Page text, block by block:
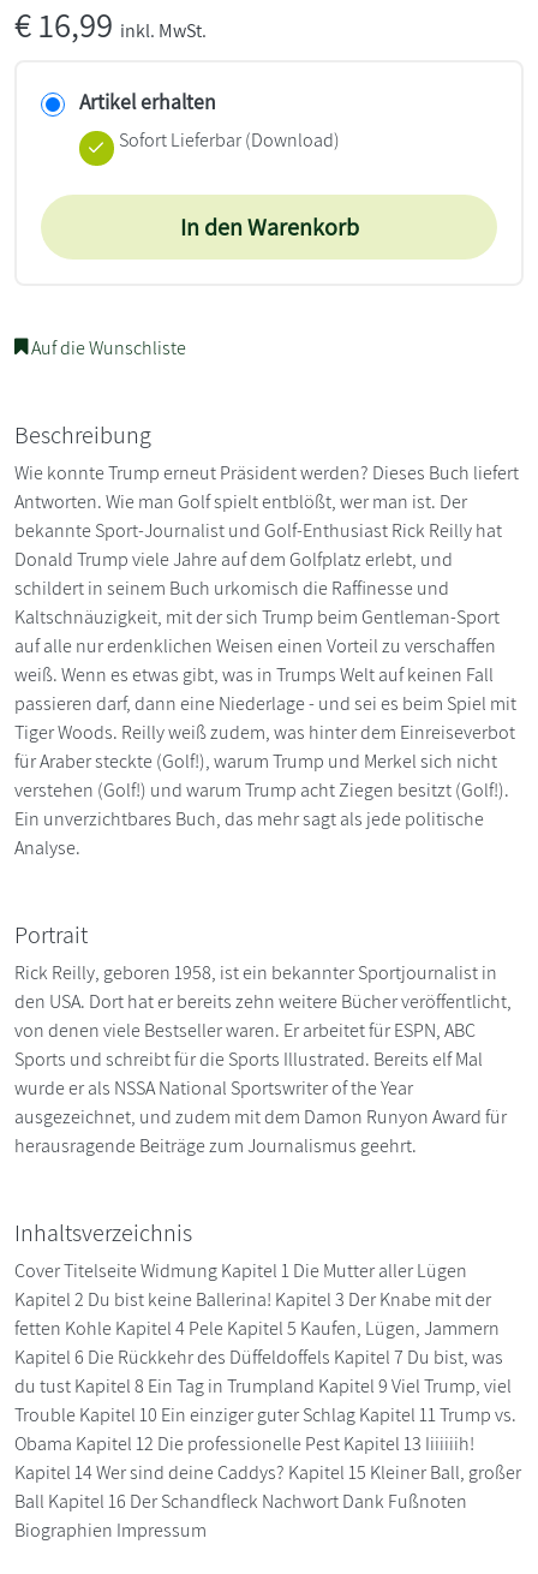
€16,99 inkl. MwSt.
Artikel erhalten
Sofort Lieferbar (Download)
In den Warenkorb
Auf die Wunschliste
Beschreibung
Wie konnte Trump erneut Präsident werden? Dieses Buch liefert
Antworten. Wie man Golf spielt entblößt, wer man ist. Der
bekannte Sport-Journalist und Golf-Enthusiast Rick Reilly hat
Donald Trump viele Jahre auf dem Golfplatz erlebt, und
schildert in seinem Buch urkomisch die Raffinesse und
Kaltschnäuzigkeit, mit der sich Trump beim Gentleman-Sport
auf alle nur erdenklichen Weisen einen Vorteil zu verschaffen
weiß. Wenn es etwas gibt, was in Trumps Welt auf keinen Fall
passieren darf, dann eine Niederlage - und sei es beim Spiel mit
Tiger Woods. Reilly weiß zudem, was hinter dem Einreiseverbot
für Araber steckte (Golf!), warum Trump und Merkel sich nicht
verstehen (Golf!) und warum Trump acht Ziegen besitzt (Golf!).
Ein unverzichtbares Buch, das mehr sagt als jede politische
Analyse.
Portrait
Rick Reilly, geboren 1958, ist ein bekannter Sportjournalist in
den USA. Dort hat er bereits zehn weitere Bücher veröffentlicht,
von denen viele Bestseller waren. Er arbeitet für ESPN, ABC
Sports und schreibt für die Sports Illustrated. Bereits elf Mal
wurde er als NSSA National Sportswriter of the Year
ausgezeichnet, und zudem mit dem Damon Runyon Award für
herausragende Beiträge zum Journalismus geehrt.
Inhaltsverzeichnis
Cover Titelseite Widmung Kapitel 1 Die Mutter aller Lügen
Kapitel 2 Du bist keine Ballerina! Kapitel 3 Der Knabe mit der
fetten Kohle Kapitel 4 Pele Kapitel 5 Kaufen, Lügen, Jammern
Kapitel 6 Die Rückkehr des Düffeldoffels Kapitel 7 Du bist, was
du tust Kapitel 8 Ein Tag in Trumpland Kapitel 9 Viel Trump, viel
Trouble Kapitel 10 Ein einziger guter Schlag Kapitel 11 Trump vs.
Obama Kapitel 12 Die professionelle Pest Kapitel 13 Iiiiiiih!
Kapitel 14 Wer sind deine Caddys? Kapitel 15 Kleiner Ball, großer
Ball Kapitel 16 Der Schandfleck Nachwort Dank Fußnoten
Biographien Impressum